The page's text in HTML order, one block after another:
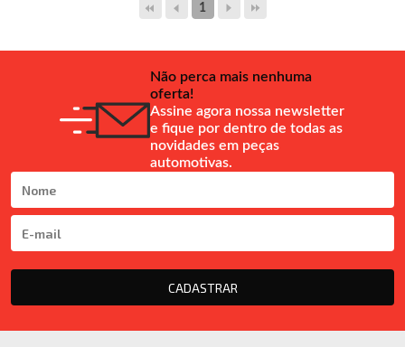
1
Não perca mais nenhuma
oferta!
Assine agora nossa newsletter
e fique por dentro de todas as
novidades em peças
automotivas.
CADASTRAR